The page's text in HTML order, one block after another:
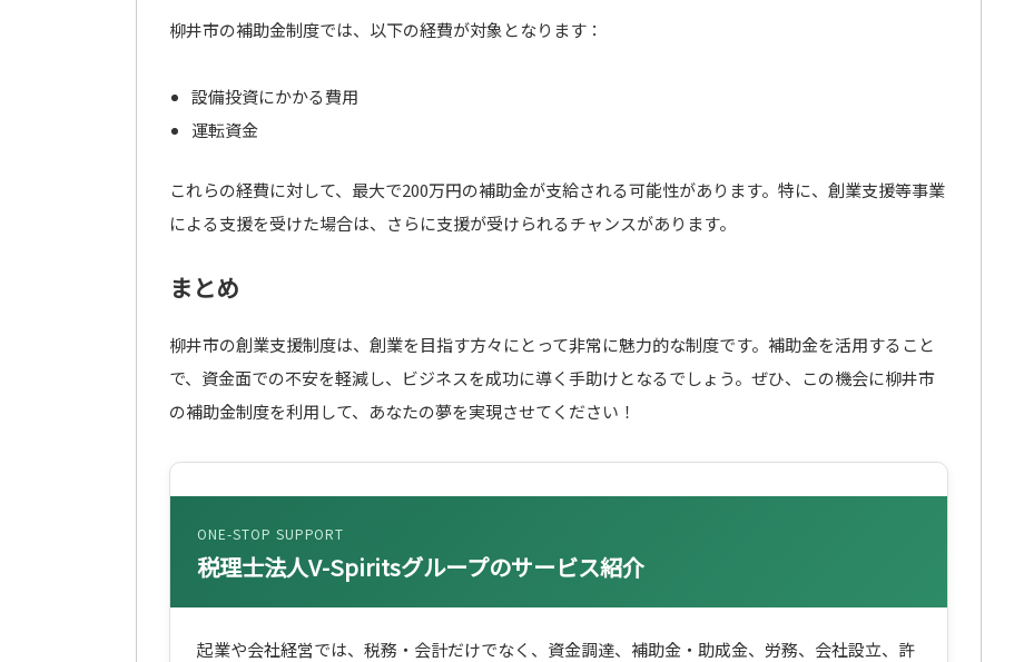
柳井市の補助金制度では、以下の経費が対象となります：
設備投資にかかる費用
運転資金
これらの経費に対して、最大で200万円の補助金が支給される可能性があります。特に、創業支援等事業
による支援を受けた場合は、さらに支援が受けられるチャンスがあります。
まとめ
柳井市の創業支援制度は、創業を目指す方々にとって非常に魅力的な制度です。補助金を活用すること
で、資金面での不安を軽減し、ビジネスを成功に導く手助けとなるでしょう。ぜひ、この機会に柳井市
の補助金制度を利用して、あなたの夢を実現させてください！
ONE-STOP SUPPORT
税理士法人V-Spiritsグループのサービス紹介
起業や会社経営では、税務・会計だけでなく、資金調達、補助金・助成金、労務、会社設立、許